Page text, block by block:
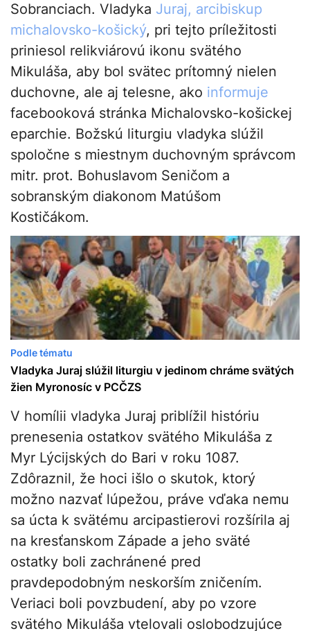
Sobranciach. Vladyka Juraj, arcibiskup
michalovsko-košický, pri tejto príležitosti
priniesol relikviárovú ikonu svätého
Mikuláša, aby bol svätec prítomný nielen
duchovne, ale aj telesne, ako informuje
facebooková stránka Michalovsko-košickej
eparchie. Božskú liturgiu vladyka slúžil
spoločne s miestnym duchovným správcom
mitr. prot. Bohuslavom Seničom a
sobranským diakonom Matúšom
Kostičákom.
Podle tématu
Vladyka Juraj slúžil liturgiu v jedinom chráme svätých
žien Myronosíc v PCČZS
V homílii vladyka Juraj priblížil históriu
prenesenia ostatkov svätého Mikuláša z
Myr Lýcijských do Bari v roku 1087.
Zdôraznil, že hoci išlo o skutok, ktorý
možno nazvať lúpežou, práve vďaka nemu
sa úcta k svätému arcipastierovi rozšírila aj
na kresťanskom Západe a jeho sväté
ostatky boli zachránené pred
pravdepodobným neskorším zničením.
Veriaci boli povzbudení, aby po vzore
svätého Mikuláša vtelovali oslobodzujúce